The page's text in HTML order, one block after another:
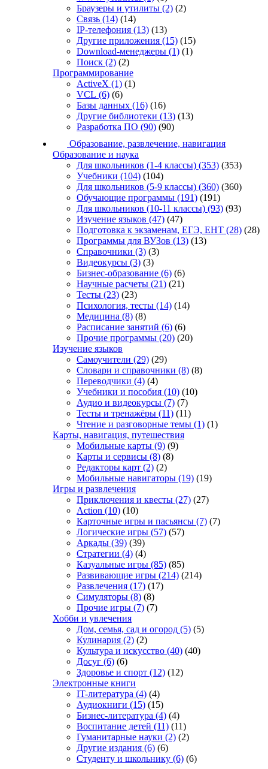
Браузеры и утилиты (2) (2)
Связь (14) (14)
IP-телефония (13) (13)
Другие приложения (15) (15)
Download-менеджеры (1) (1)
Поиск (2) (2)
Программирование
ActiveX (1) (1)
VCL (6) (6)
Базы данных (16) (16)
Другие библиотеки (13) (13)
Разработка ПО (90) (90)
Образование, развлечение, навигация
Образование и наука
Для школьников (1-4 классы) (353) (353)
Учебники (104) (104)
Для школьников (5-9 классы) (360) (360)
Обучающие программы (191) (191)
Для школьников (10-11 классы) (93) (93)
Изучение языков (47) (47)
Подготовка к экзаменам, ЕГЭ, ЕНТ (28) (28)
Программы для ВУЗов (13) (13)
Справочники (3) (3)
Видеокурсы (3) (3)
Бизнес-образование (6) (6)
Научные расчеты (21) (21)
Тесты (23) (23)
Психология, тесты (14) (14)
Медицина (8) (8)
Расписание занятий (6) (6)
Прочие программы (20) (20)
Изучение языков
Самоучители (29) (29)
Словари и справочники (8) (8)
Переводчики (4) (4)
Учебники и пособия (10) (10)
Аудио и видеокурсы (7) (7)
Тесты и тренажёры (11) (11)
Чтение и разговорные темы (1) (1)
Карты, навигация, путешествия
Мобильные карты (9) (9)
Карты и сервисы (8) (8)
Редакторы карт (2) (2)
Мобильные навигаторы (19) (19)
Игры и развлечения
Приключения и квесты (27) (27)
Action (10) (10)
Карточные игры и пасьянсы (7) (7)
Логические игры (57) (57)
Аркады (39) (39)
Стратегии (4) (4)
Казуальные игры (85) (85)
Развивающие игры (214) (214)
Развлечения (17) (17)
Симуляторы (8) (8)
Прочие игры (7) (7)
Хобби и увлечения
Дом, семья, сад и огород (5) (5)
Кулинария (2) (2)
Культура и искусство (40) (40)
Досуг (6) (6)
Здоровье и спорт (12) (12)
Электронные книги
IT-литература (4) (4)
Аудиокниги (15) (15)
Бизнес-литература (4) (4)
Воспитание детей (11) (11)
Гуманитарные науки (2) (2)
Другие издания (6) (6)
Студенту и школьнику (6) (6)